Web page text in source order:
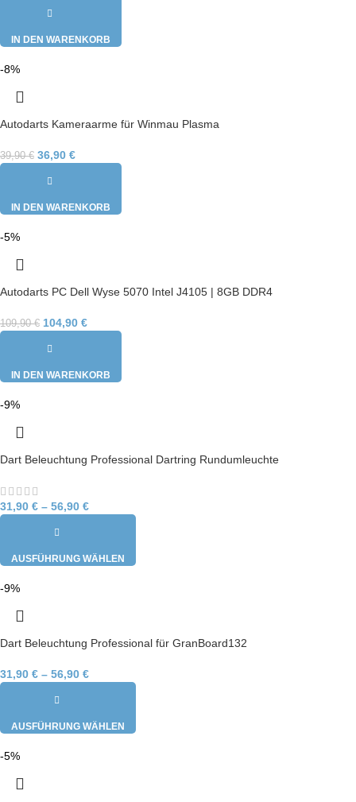
IN DEN WARENKORB
-8%
Autodarts Kameraarme für Winmau Plasma
39,90€ 36,90 €
IN DEN WARENKORB
-5%
Autodarts PC Dell Wyse 5070 Intel J4105 | 8GB DDR4
109,90€ 104,90 €
IN DEN WARENKORB
-9%
Dart Beleuchtung Professional Dartring Rundumleuchte
31,90 € – 56,90 €
AUSFÜHRUNG WÄHLEN
-9%
Dart Beleuchtung Professional für GranBoard132
31,90 € – 56,90 €
AUSFÜHRUNG WÄHLEN
-5%